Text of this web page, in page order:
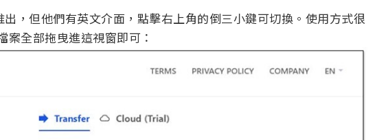
，但他們有英文介面，點擊右上角的倒三小鍵可切換。使用方式很
全部拖曳進這視窗即可：